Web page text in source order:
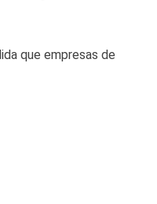
que empresas de